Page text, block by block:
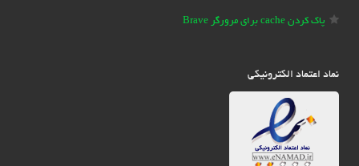
پاک کردن cache برای مرورگر Brave
نماد اعتماد الکترونیکی